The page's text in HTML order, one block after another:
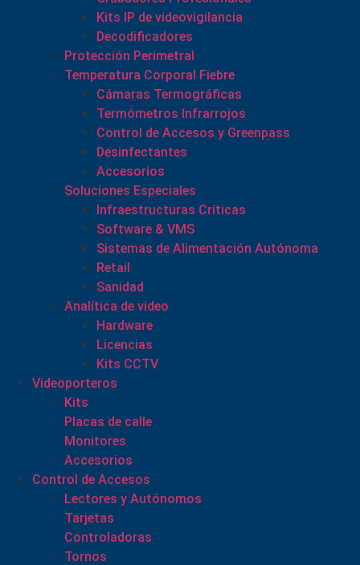
Kits IP de videovigilancia
Decodificadores
Protección Perimetral
Temperatura Corporal Fiebre
Cámaras Termográficas
Termómetros Infrarrojos
Control de Accesos y Greenpass
Desinfectantes
Accesorios
Soluciones Especiales
Infraestructuras Críticas
Software & VMS
Sistemas de Alimentación Autónoma
Retail
Sanidad
Analítica de video
Hardware
Licencias
Kits CCTV
Videoporteros
Kits
Placas de calle
Monitores
Accesorios
Control de Accesos
Lectores y Autónomos
Tarjetas
Controladoras
Tornos